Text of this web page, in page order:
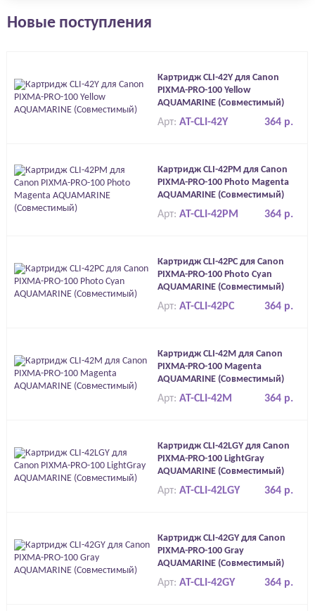
Новые поступления
Картридж CLI-42Y для Canon
PIXMA-PRO-100 Yellow
AQUAMARINE (Совместимый)
364 р.
Арт:AT-CLI-42Y
Картридж CLI-42PM для Canon
PIXMA-PRO-100 Photo Magenta
AQUAMARINE (Совместимый)
364 р.
Арт: AT-CLI-42PM
Картридж CLI-42PC для Canon
PIXMA-PRO-100 Photo Cyan
AQUAMARINE (Совместимый)
364 р.
Арт: AT-CLI-42PC
Картридж CLI-42M для Canon
PIXMA-PRO-100 Magenta
AQUAMARINE (Совместимый)
364 р.
Арт:AT-CLI-42M
Картридж CLI-42LGY для Canon
PIXMA-PRO-100 LightGray
AQUAMARINE (Совместимый)
364 р.
Арт:AT-CLI-42LGY
Картридж CLI-42GY для Canon
PIXMA-PRO-100 Gray
AQUAMARINE (Совместимый)
364 р.
Арт:AT-CLI-42GY